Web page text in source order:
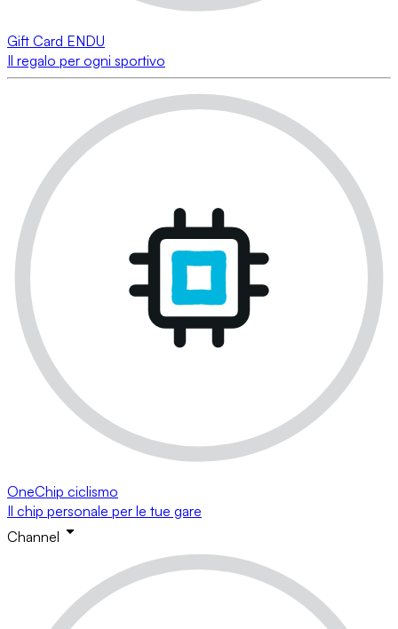
Gift Card ENDU
Il regalo per ogni sportivo
OneChip ciclismo
Il chip personale per le tue gare
Channel